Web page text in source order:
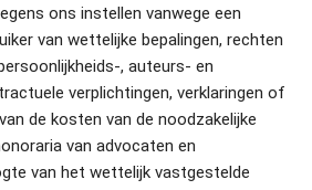
ons instellen vanwege een
van wettelijke bepalingen, rechten
, auteurs- en
verplichtingen, verklaringen of
de kosten van de noodzakelijke
van advocaten en
van het wettelijk vastgestelde